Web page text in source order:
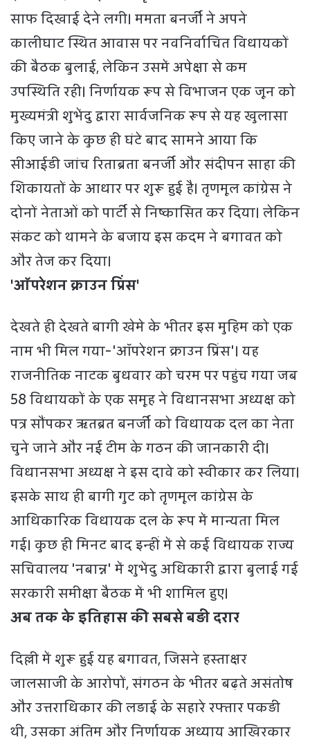
साफ दिखाई देने लगी। ममता बनर्जी ने अपने
कालीघाट स्थित आवास पर नवनिर्वाचित विधायकों
की बैठक बुलाई, लेकिन उसमें अपेक्षा से कम
उपस्थिति रही। निर्णायक रूप से विभाजन एक जून को
मुख्यमंत्री शुभेंदु द्वारा सार्वजनिक रूप से यह खुलासा
किए जाने के कुछ ही घंटे बाद सामने आया कि
सीआईडी जांच रिताब्रता बनर्जी और संदीपन साहा की
शिकायतों के आधार पर शुरू हुई है। तृणमूल कांग्रेस ने
दोनों नेताओं को पार्टी से निष्कासित कर दिया। लेकिन
संकट को थामने के बजाय इस कदम ने बगावत को
और तेज कर दिया।
'ऑपरेशन क्राउन प्रिंस'
देखते ही देखते बागी खेमे के भीतर इस मुहिम को एक
नाम भी मिल गया-'ऑपरेशन क्राउन प्रिंस'। यह
राजनीतिक नाटक बुधवार को चरम पर पहुंच गया जब
58 विधायकों के एक समूह ने विधानसभा अध्यक्ष को
पत्र सौंपकर ऋतब्रत बनर्जी को विधायक दल का नेता
चुने जाने और नई टीम के गठन की जानकारी दी।
विधानसभा अध्यक्ष ने इस दावे को स्वीकार कर लिया।
इसके साथ ही बागी गुट को तृणमूल कांग्रेस के
आधिकारिक विधायक दल के रूप में मान्यता मिल
गई। कुछ ही मिनट बाद इन्हीं में से कई विधायक राज्य
सचिवालय 'नबान्न' में शुभेंदु अधिकारी द्वारा बुलाई गई
सरकारी समीक्षा बैठक में भी शामिल हुए।
अब तक के इतिहास की सबसे बड़ी दरार
दिल्ली में शुरू हुई यह बगावत, जिसने हस्ताक्षर
जालसाजी के आरोपों, संगठन के भीतर बढ़ते असंतोष
और उत्तराधिकार की लड़ाई के सहारे रफ्तार पकड़ी
थी, उसका अंतिम और निर्णायक अध्याय आखिरकार